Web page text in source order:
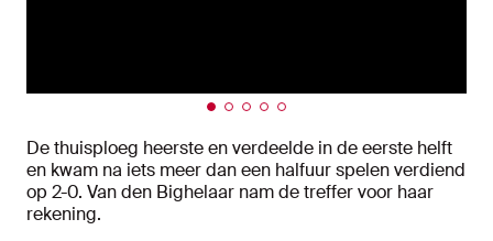
De thuisploeg heerste en verdeelde in de eerste helft
en kwam na iets meer dan een halfuur spelen verdiend
op 2-0. Van den Bighelaar nam de treffer voor haar
rekening.